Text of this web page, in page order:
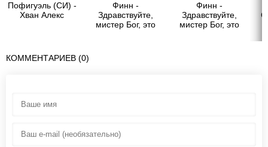
Пофигуэль (СИ) -
Хван Алекс
Финн -
Здравствуйте,
мистер Бог, это
Финн -
Здравствуйте,
мистер Бог, это
КОММЕНТАРИЕВ (0)